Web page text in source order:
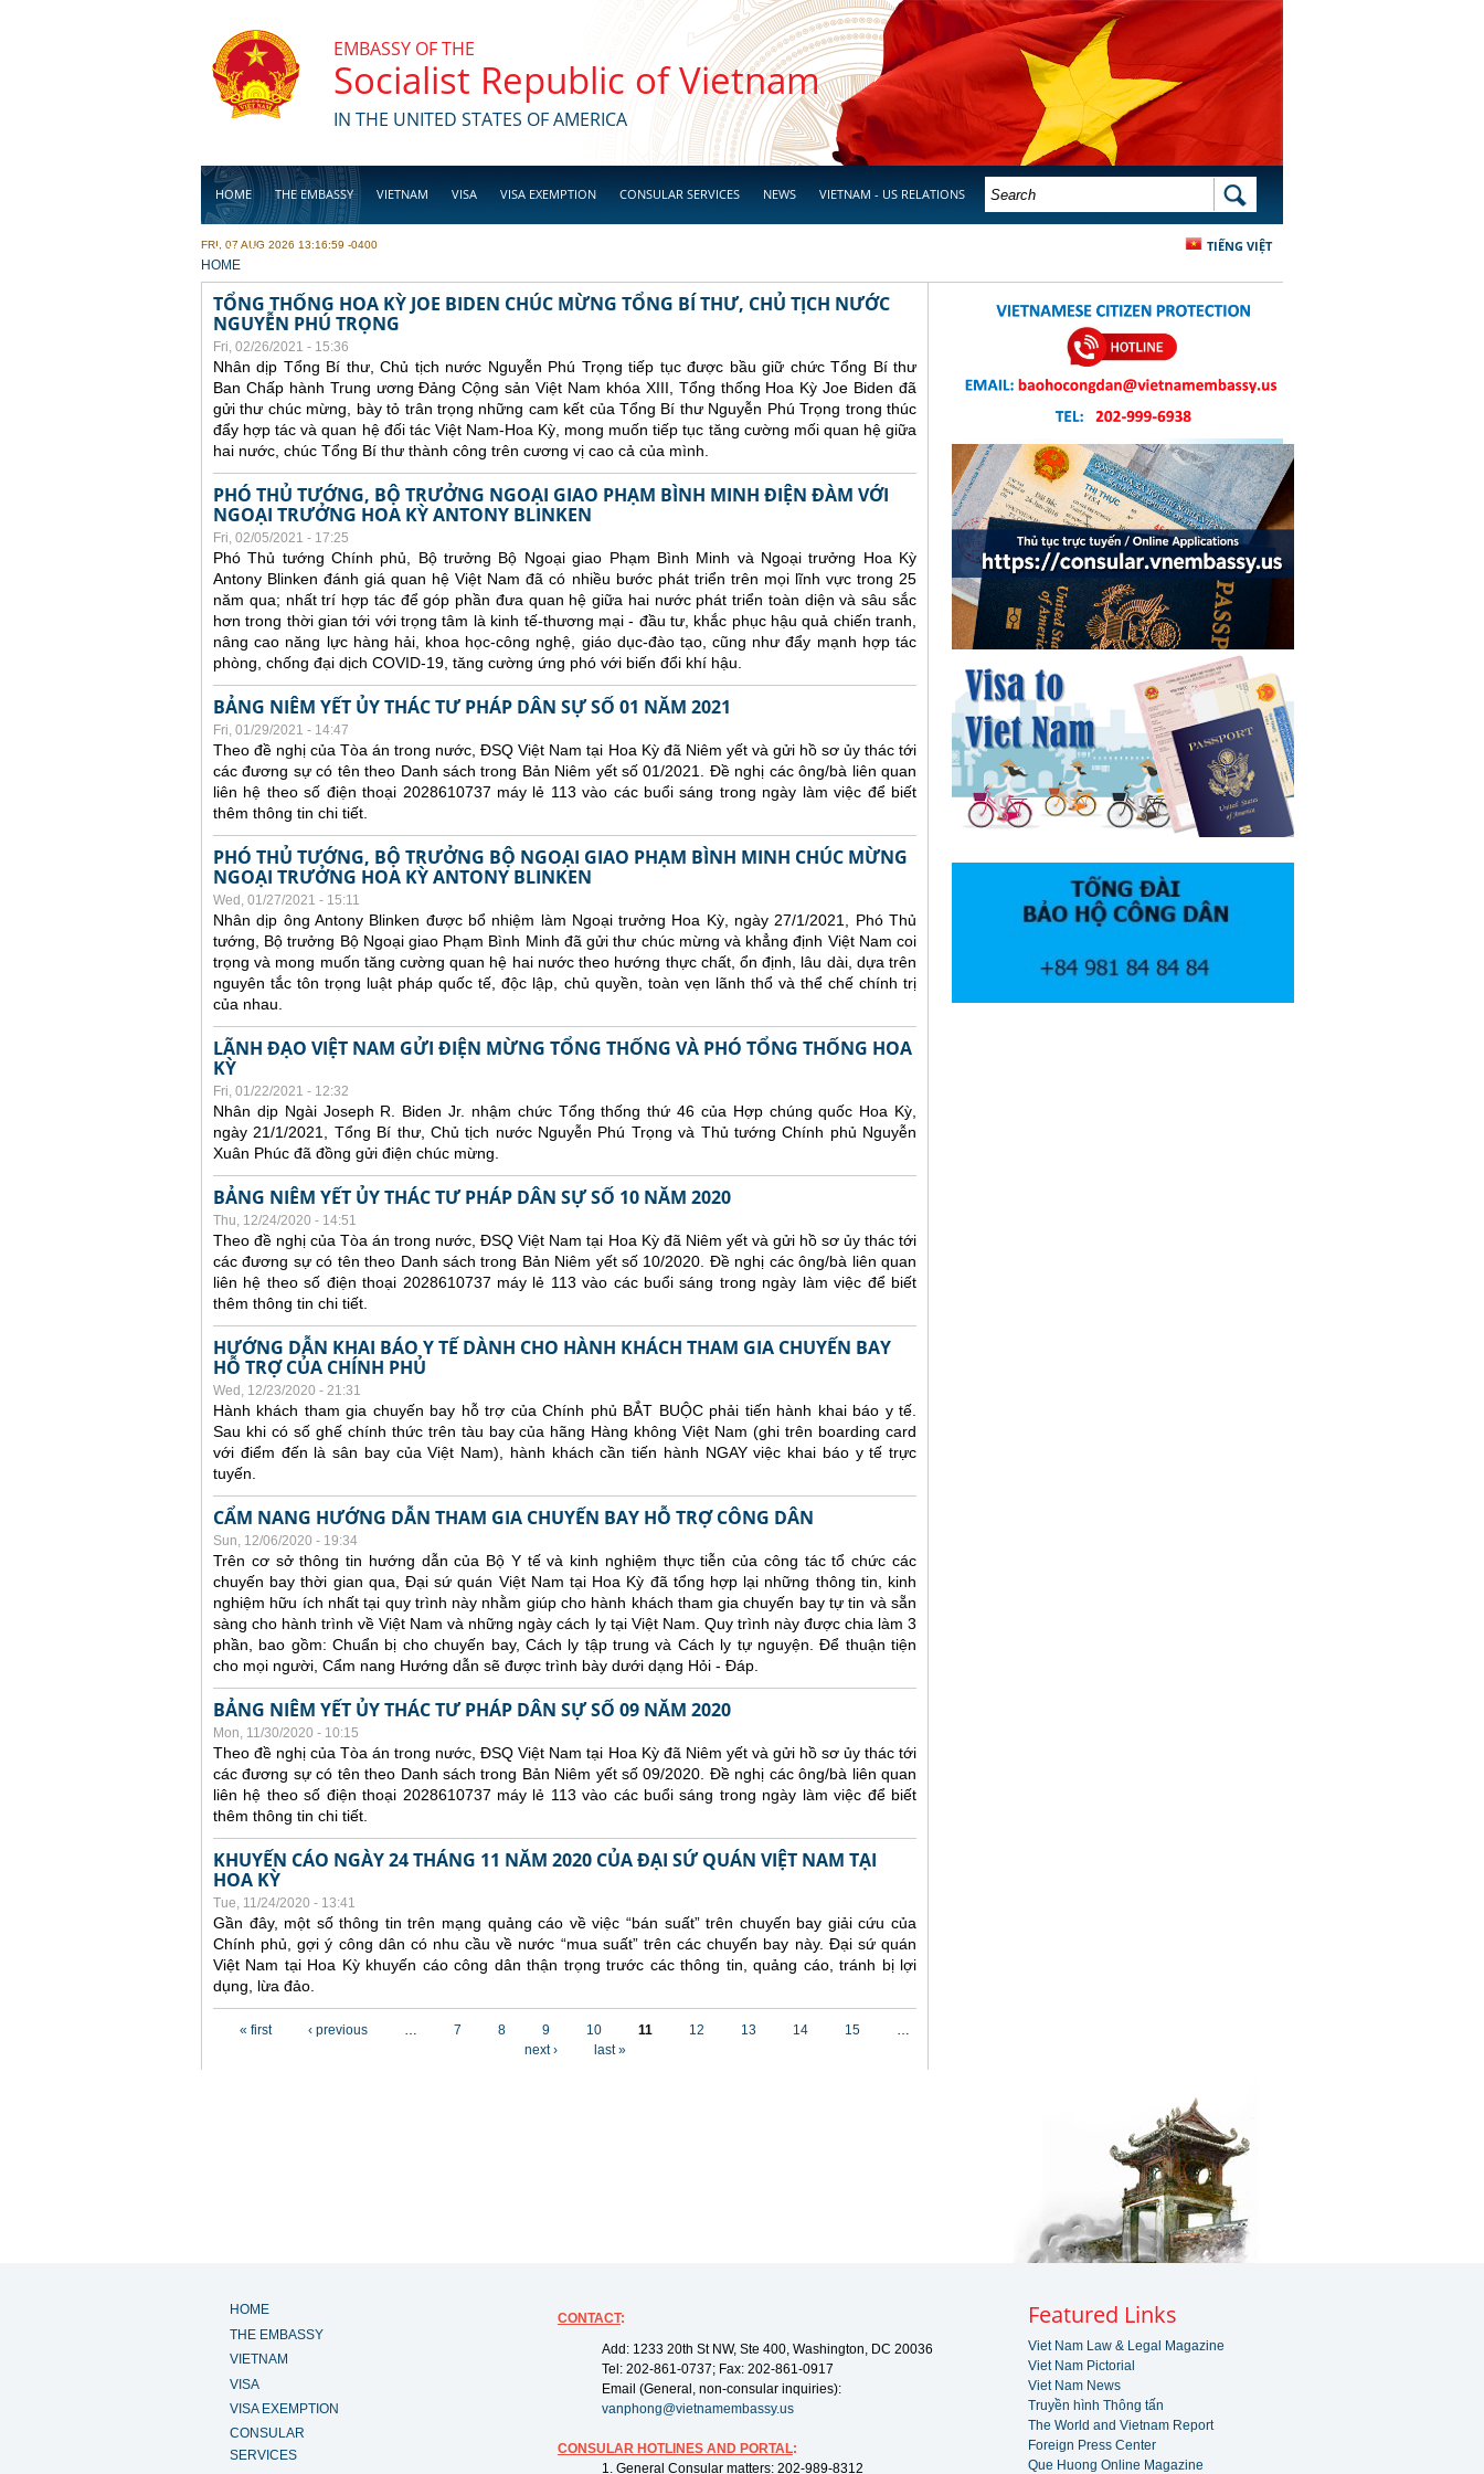
EMBASSY OF THE
Socialist Republic of Vietnam
IN THE UNITED STATES OF AMERICA
HOME THE EMBASSY VIETNAM VISA VISA EXEMPTION CONSULAR SERVICES NEWS VIETNAM - US RELATIONS
BUSINESS
SEARCH FORM SEARCH
TIẾNG VIỆT
FRI, 07 AUG 2026 13:16:59 -0400
YOU ARE HERE
HOME
TỔNG THỐNG HOA KỲ JOE BIDEN CHÚC MỪNG TỔNG BÍ THƯ, CHỦ TỊCH NƯỚC
NGUYỄN PHÚ TRỌNG
Fri, 02/26/2021 - 15:36
Nhân dịp Tổng Bí thư, Chủ tịch nước Nguyễn Phú Trọng tiếp tục được bầu giữ chức Tổng Bí thư
Ban Chấp hành Trung ương Đảng Cộng sản Việt Nam khóa XIII, Tổng thống Hoa Kỳ Joe Biden đã
gửi thư chúc mừng, bày tỏ trân trọng những cam kết của Tổng Bí thư Nguyễn Phú Trọng trong thúc
đẩy hợp tác và quan hệ đối tác Việt Nam-Hoa Kỳ, mong muốn tiếp tục tăng cường mối quan hệ giữa
hai nước, chúc Tổng Bí thư thành công trên cương vị cao cả của mình.
PHÓ THỦ TƯỚNG, BỘ TRƯỞNG NGOẠI GIAO PHẠM BÌNH MINH ĐIỆN ĐÀM VỚI
NGOẠI TRƯỞNG HOA KỲ ANTONY BLINKEN
Fri, 02/05/2021 - 17:25
Phó Thủ tướng Chính phủ, Bộ trưởng Bộ Ngoại giao Phạm Bình Minh và Ngoại trưởng Hoa Kỳ
Antony Blinken đánh giá quan hệ Việt Nam đã có nhiều bước phát triển trên mọi lĩnh vực trong 25
năm qua; nhất trí hợp tác để góp phần đưa quan hệ giữa hai nước phát triển toàn diện và sâu sắc
hơn trong thời gian tới với trọng tâm là kinh tế-thương mại - đầu tư, khắc phục hậu quả chiến tranh,
nâng cao năng lực hàng hải, khoa học-công nghệ, giáo dục-đào tạo, cũng như đẩy mạnh hợp tác
phòng, chống đại dịch COVID-19, tăng cường ứng phó với biến đổi khí hậu.
BẢNG NIÊM YẾT ỦY THÁC TƯ PHÁP DÂN SỰ SỐ 01 NĂM 2021
Fri, 01/29/2021 - 14:47
Theo đề nghị của Tòa án trong nước, ĐSQ Việt Nam tại Hoa Kỳ đã Niêm yết và gửi hồ sơ ủy thác tới
các đương sự có tên theo Danh sách trong Bản Niêm yết số 01/2021. Đề nghị các ông/bà liên quan
liên hệ theo số điện thoại 2028610737 máy lẻ 113 vào các buổi sáng trong ngày làm việc để biết
thêm thông tin chi tiết.
PHÓ THỦ TƯỚNG, BỘ TRƯỞNG BỘ NGOẠI GIAO PHẠM BÌNH MINH CHÚC MỪNG
NGOẠI TRƯỞNG HOA KỲ ANTONY BLINKEN
Wed, 01/27/2021 - 15:11
Nhân dịp ông Antony Blinken được bổ nhiệm làm Ngoại trưởng Hoa Kỳ, ngày 27/1/2021, Phó Thủ
tướng, Bộ trưởng Bộ Ngoại giao Phạm Bình Minh đã gửi thư chúc mừng và khẳng định Việt Nam coi
trọng và mong muốn tăng cường quan hệ hai nước theo hướng thực chất, ổn định, lâu dài, dựa trên
nguyên tắc tôn trọng luật pháp quốc tế, độc lập, chủ quyền, toàn vẹn lãnh thổ và thể chế chính trị
của nhau.
LÃNH ĐẠO VIỆT NAM GỬI ĐIỆN MỪNG TỔNG THỐNG VÀ PHÓ TỔNG THỐNG HOA
KỲ
Fri, 01/22/2021 - 12:32
Nhân dịp Ngài Joseph R. Biden Jr. nhậm chức Tổng thống thứ 46 của Hợp chúng quốc Hoa Kỳ,
ngày 21/1/2021, Tổng Bí thư, Chủ tịch nước Nguyễn Phú Trọng và Thủ tướng Chính phủ Nguyễn
Xuân Phúc đã đồng gửi điện chúc mừng.
BẢNG NIÊM YẾT ỦY THÁC TƯ PHÁP DÂN SỰ SỐ 10 NĂM 2020
Thu, 12/24/2020 - 14:51
Theo đề nghị của Tòa án trong nước, ĐSQ Việt Nam tại Hoa Kỳ đã Niêm yết và gửi hồ sơ ủy thác tới
các đương sự có tên theo Danh sách trong Bản Niêm yết số 10/2020. Đề nghị các ông/bà liên quan
liên hệ theo số điện thoại 2028610737 máy lẻ 113 vào các buổi sáng trong ngày làm việc để biết
thêm thông tin chi tiết.
HƯỚNG DẪN KHAI BÁO Y TẾ DÀNH CHO HÀNH KHÁCH THAM GIA CHUYẾN BAY
HỖ TRỢ CỦA CHÍNH PHỦ
Wed, 12/23/2020 - 21:31
Hành khách tham gia chuyến bay hỗ trợ của Chính phủ BẮT BUỘC phải tiến hành khai báo y tế.
Sau khi có số ghế chính thức trên tàu bay của hãng Hàng không Việt Nam (ghi trên boarding card
với điểm đến là sân bay của Việt Nam), hành khách cần tiến hành NGAY việc khai báo y tế trực
tuyến.
CẨM NANG HƯỚNG DẪN THAM GIA CHUYẾN BAY HỖ TRỢ CÔNG DÂN
Sun, 12/06/2020 - 19:34
Trên cơ sở thông tin hướng dẫn của Bộ Y tế và kinh nghiệm thực tiễn của công tác tổ chức các
chuyến bay thời gian qua, Đại sứ quán Việt Nam tại Hoa Kỳ đã tổng hợp lại những thông tin, kinh
nghiệm hữu ích nhất tại quy trình này nhằm giúp cho hành khách tham gia chuyến bay tự tin và sẵn
sàng cho hành trình về Việt Nam và những ngày cách ly tại Việt Nam. Quy trình này được chia làm 3
phần, bao gồm: Chuẩn bị cho chuyến bay, Cách ly tập trung và Cách ly tự nguyện. Để thuận tiện
cho mọi người, Cẩm nang Hướng dẫn sẽ được trình bày dưới dạng Hỏi - Đáp.
BẢNG NIÊM YẾT ỦY THÁC TƯ PHÁP DÂN SỰ SỐ 09 NĂM 2020
Mon, 11/30/2020 - 10:15
Theo đề nghị của Tòa án trong nước, ĐSQ Việt Nam tại Hoa Kỳ đã Niêm yết và gửi hồ sơ ủy thác tới
các đương sự có tên theo Danh sách trong Bản Niêm yết số 09/2020. Đề nghị các ông/bà liên quan
liên hệ theo số điện thoại 2028610737 máy lẻ 113 vào các buổi sáng trong ngày làm việc để biết
thêm thông tin chi tiết.
KHUYẾN CÁO NGÀY 24 THÁNG 11 NĂM 2020 CỦA ĐẠI SỨ QUÁN VIỆT NAM TẠI
HOA KỲ
Tue, 11/24/2020 - 13:41
Gần đây, một số thông tin trên mạng quảng cáo về việc “bán suất” trên chuyến bay giải cứu của
Chính phủ, gợi ý công dân có nhu cầu về nước “mua suất” trên các chuyến bay này. Đại sứ quán
Việt Nam tại Hoa Kỳ khuyến cáo công dân thận trọng trước các thông tin, quảng cáo, tránh bị lợi
dụng, lừa đảo.
« first ‹ previous … 7 8 9 10 11 12 13 14 15
…
next ›
last »
HOME
THE EMBASSY
VIETNAM
VISA
VISA EXEMPTION
CONSULAR
SERVICES
CONTACT:
Add: 1233 20th St NW, Ste 400, Washington, DC 20036
Tel: 202-861-0737; Fax: 202-861-0917
Email (General, non-consular inquiries):
vanphong@vietnamembassy.us
CONSULAR HOTLINES AND PORTAL:
1. General Consular matters: 202-989-8312
Featured Links
Viet Nam Law & Legal Magazine
Viet Nam Pictorial
Viet Nam News
Truyền hình Thông tấn
The World and Vietnam Report
Foreign Press Center
Que Huong Online Magazine